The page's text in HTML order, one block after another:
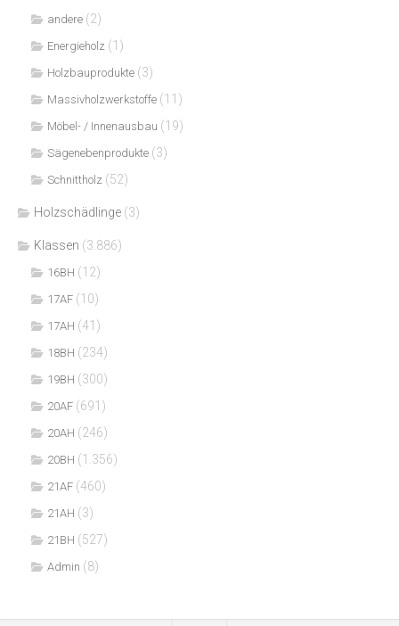
andere (2)
Energieholz (1)
Holzbauprodukte (3)
Massivholzwerkstoffe (11)
Möbel- / Innenausbau (19)
Sägenebenprodukte (3)
Schnittholz (52)
Holzschädlinge (3)
Klassen (3.886)
16BH (12)
17AF (10)
17AH (41)
18BH (234)
19BH (300)
20AF (691)
20AH (246)
20BH (1.356)
21AF (460)
21AH (3)
21BH (527)
Admin (8)